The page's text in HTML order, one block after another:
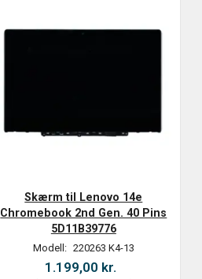
Skærm til Lenovo 14e
Chromebook 2nd Gen. 40 Pins
5D11B39776
Modell: 220263 K4-13
1.199,00 kr.